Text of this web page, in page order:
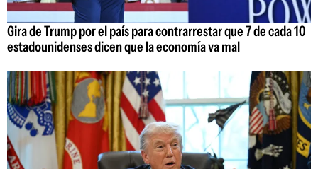
Gira de Trump por el país para contrarrestar que 7 de cada 10
estadounidenses dicen que la economía va mal